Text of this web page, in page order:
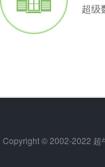
超级
Copyright © 2002-2022 超